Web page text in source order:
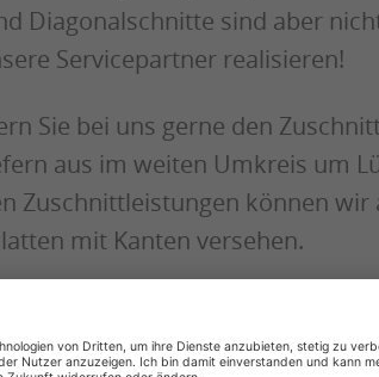
Diagonalschnitte sind aber
Servicepartner realisieren!
Sie bei uns gerne den
aus im weiten Umkreis um
Zuschnittleistungen können wir
mit Kanten versehen.
Sie: